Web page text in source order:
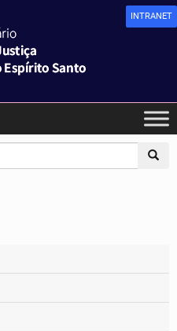
INTRANET